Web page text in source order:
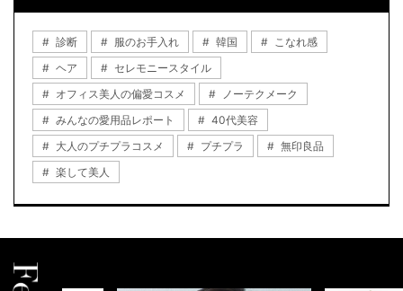
診断 服のお手入れ 韓国
こなれ感
ヘア
セレモニースタイル
オフィス美人の偏愛コスメ
ノーテクメーク
みんなの愛用品レポート
40代美容
大人のプチプラコスメ
プチプラ
無印良品
楽して美人